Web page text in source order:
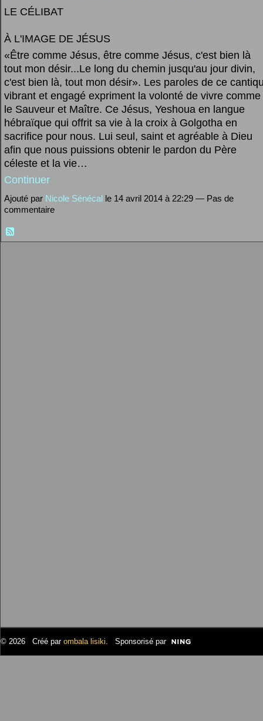
LE CÉLIBAT
À L'IMAGE DE JÉSUS
«Être comme Jésus, être comme Jésus, c'est bien là
tout mon désir...Le long du chemin jusqu'au jour divin,
c'est bien là, tout mon désir». Les paroles de ce
vibrant et engagé expriment la volonté de vivre comme
le Sauveur et Maître. Ce Jésus, Yeshoua en langue
hébraïque qui offrit sa vie à la croix à Golgotha en
sacrifice pour nous. Lui seul, saint et agréable à Dieu
afin que nous puissions obtenir le pardon du Père
céleste et la vie…
Continuer
Ajouté par Nicole Sénécal le 14 avril 2014 à 22:29 — Pas de
commentaire
© 2026 Créé par ombala lisiki. Sponsorisé par